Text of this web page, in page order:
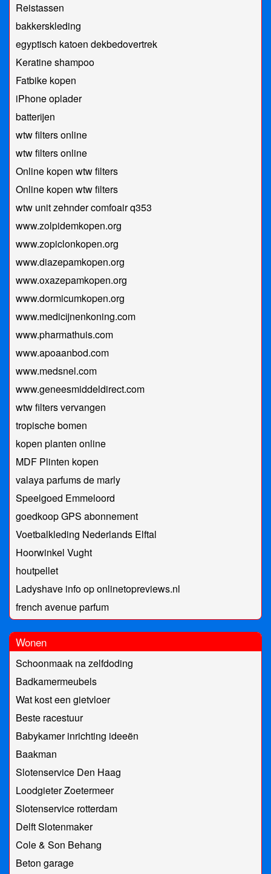
Reistassen
bakkerskleding
egyptisch katoen dekbedovertrek
Keratine shampoo
Fatbike kopen
iPhone oplader
batterijen
wtw filters online
wtw filters online
Online kopen wtw filters
Online kopen wtw filters
wtw unit zehnder comfoair q353
www.zolpidemkopen.org
www.zopiclonkopen.org
www.diazepamkopen.org
www.oxazepamkopen.org
www.dormicumkopen.org
www.medicijnenkoning.com
www.pharmathuis.com
www.apoaanbod.com
www.medsnel.com
www.geneesmiddeldirect.com
wtw filters vervangen
tropische bomen
kopen planten online
MDF Plinten kopen
valaya parfums de marly
Speelgoed Emmeloord
goedkoop GPS abonnement
Voetbalkleding Nederlands Elftal
Hoorwinkel Vught
houtpellet
Ladyshave info op onlinetopreviews.nl
french avenue parfum
Wonen
Schoonmaak na zelfdoding
Badkamermeubels
Wat kost een gietvloer
Beste racestuur
Babykamer inrichting ideeën
Baakman
Slotenservice Den Haag
Loodgieter Zoetermeer
Slotenservice rotterdam
Delft Slotenmaker
Cole & Son Behang
Beton garage